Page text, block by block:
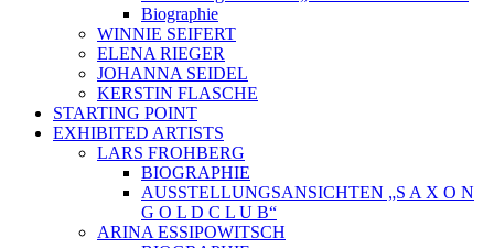
Biographie
WINNIE SEIFERT
ELENA RIEGER
JOHANNA SEIDEL
KERSTIN FLASCHE
STARTING POINT
EXHIBITED ARTISTS
LARS FROHBERG
BIOGRAPHIE
AUSSTELLUNGSANSICHTEN „S A X O N
G O L D C L U B“
ARINA ESSIPOWITSCH